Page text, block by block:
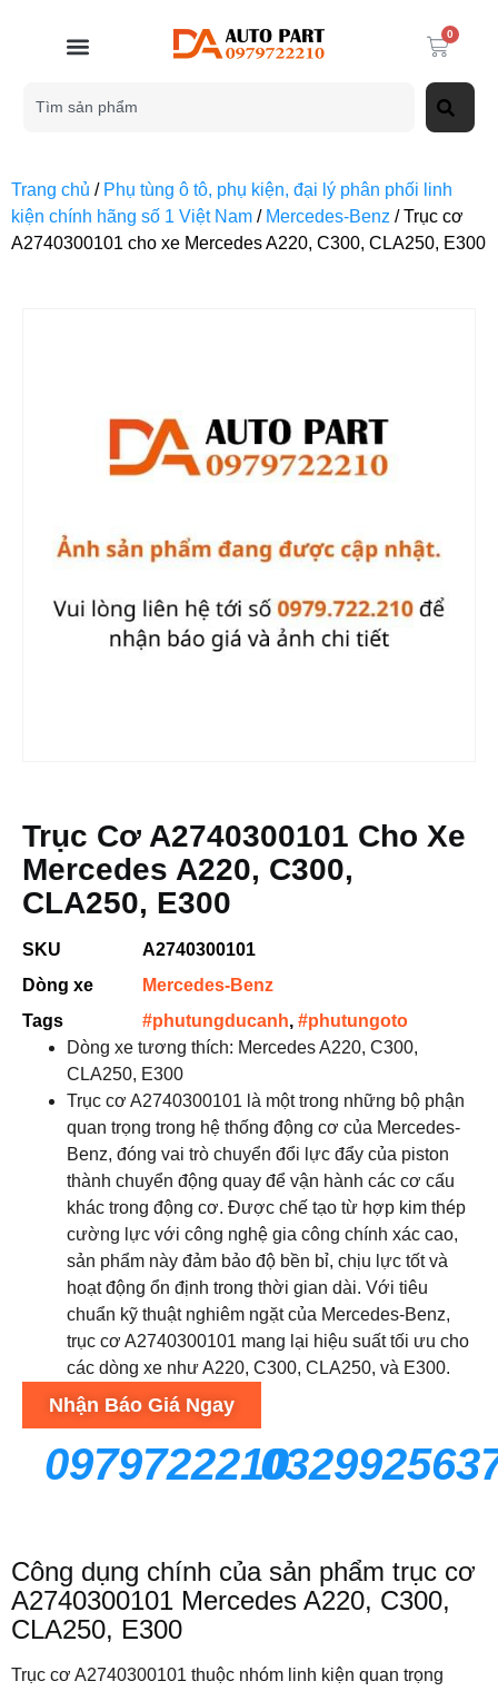
0
Trang chủ / Phụ tùng ô tô, phụ kiện, đại lý phân phối linh
kiện chính hãng số 1 Việt Nam / Mercedes-Benz / Trục cơ
A2740300101 cho xe Mercedes A220, C300, CLA250, E300
Trục Cơ A2740300101 Cho Xe
Mercedes A220, C300,
CLA250, E300
SKU
A2740300101
Dòng xe
Mercedes-Benz
Tags
#phutungducanh, #phutungoto
Dòng xe tương thích: Mercedes A220, C300,
CLA250, E300
Trục cơ A2740300101 là một trong những bộ phận
quan trọng trong hệ thống động cơ của Mercedes-
Benz, đóng vai trò chuyển đổi lực đẩy của piston
thành chuyển động quay để vận hành các cơ cấu
khác trong động cơ. Được chế tạo từ hợp kim thép
cường lực với công nghệ gia công chính xác cao,
sản phẩm này đảm bảo độ bền bỉ, chịu lực tốt và
hoạt động ổn định trong thời gian dài. Với tiêu
chuẩn kỹ thuật nghiêm ngặt của Mercedes-Benz,
trục cơ A2740300101 mang lại hiệu suất tối ưu cho
các dòng xe như A220, C300, CLA250, và E300.
Nhận Báo Giá Ngay
0979722210
Công dụng chính của sản phẩm trục cơ
A2740300101 Mercedes A220, C300,
CLA250, E300
Trục cơ A2740300101 thuộc nhóm linh kiện quan trọng